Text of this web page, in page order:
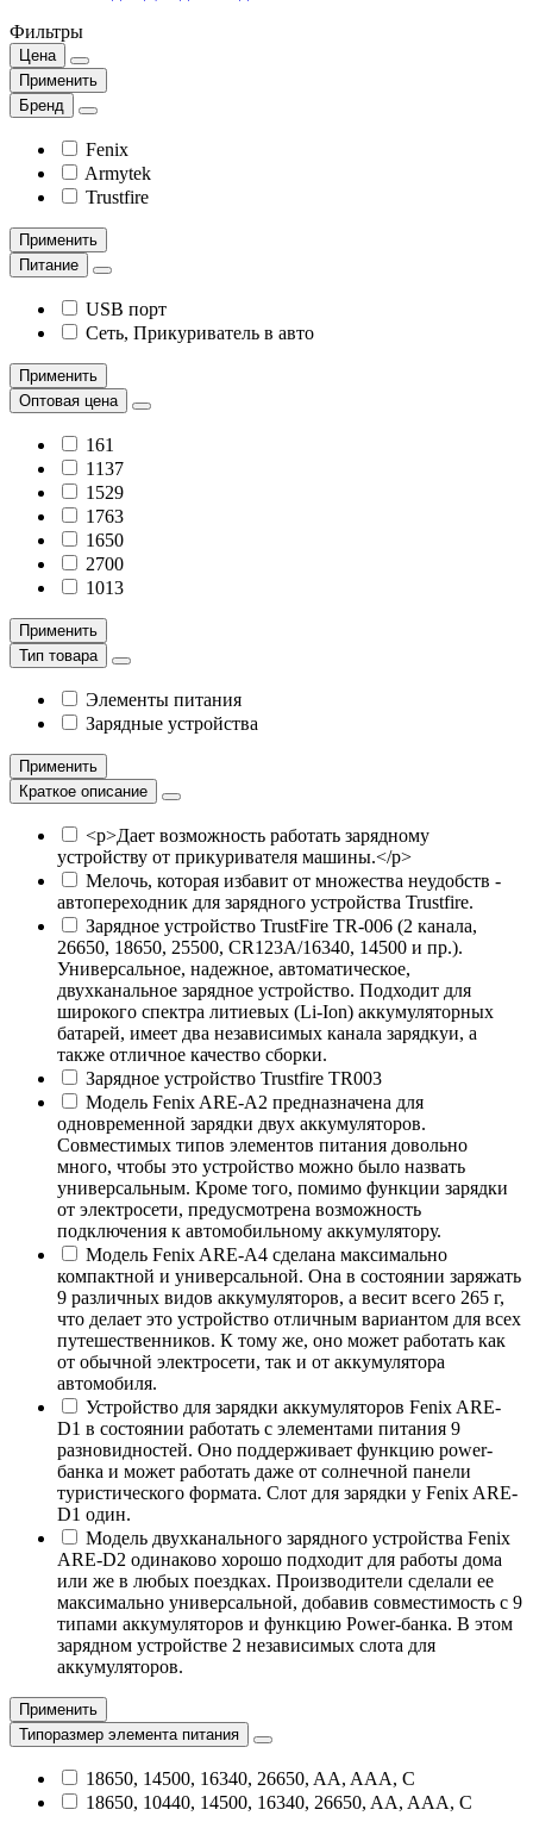
Фильтры
Цена
Применить
Бренд
Fenix
Armytek
Trustfire
Применить
Питание
USB порт
Сеть, Прикуриватель в авто
Применить
Оптовая цена
161
1137
1529
1763
1650
2700
1013
Применить
Тип товара
Элементы питания
Зарядные устройства
Применить
Краткое описание
<p>Дает возможность работать зарядному
устройству от прикуривателя машины.</p>
Мелочь, которая избавит от множества неудобств -
автопереходник для зарядного устройства Trustfire.
Зарядное устройство TrustFire TR-006 (2 канала,
26650, 18650, 25500, CR123A/16340, 14500 и пр.).
Универсальное, надежное, автоматическое,
двухканальное зарядное устройство. Подходит для
широкого спектра литиевых (Li-Ion) аккумуляторных
батарей, имеет два независимых канала зарядкуи, а
также отличное качество сборки.
Зарядное устройство Trustfire TR003
Модель Fenix ARE-A2 предназначена для
одновременной зарядки двух аккумуляторов.
Совместимых типов элементов питания довольно
много, чтобы это устройство можно было назвать
универсальным. Кроме того, помимо функции зарядки
от электросети, предусмотрена возможность
подключения к автомобильному аккумулятору.
Модель Fenix ARE-A4 сделана максимально
компактной и универсальной. Она в состоянии заряжать
9 различных видов аккумуляторов, а весит всего 265 г,
что делает это устройство отличным вариантом для всех
путешественников. К тому же, оно может работать как
от обычной электросети, так и от аккумулятора
автомобиля.
Устройство для зарядки аккумуляторов Fenix ARE-
D1 в состоянии работать с элементами питания 9
разновидностей. Оно поддерживает функцию power-
банка и может работать даже от солнечной панели
туристического формата. Слот для зарядки у Fenix ARE-
D1 один.
Модель двухканального зарядного устройства Fenix
ARE-D2 одинаково хорошо подходит для работы дома
или же в любых поездках. Производители сделали ее
максимально универсальной, добавив совместимость с 9
типами аккумуляторов и функцию Power-банка. В этом
зарядном устройстве 2 независимых слота для
аккумуляторов.
Применить
Типоразмер элемента питания
18650, 14500, 16340, 26650, AA, AAA, C
18650, 10440, 14500, 16340, 26650, AA, AAA, C